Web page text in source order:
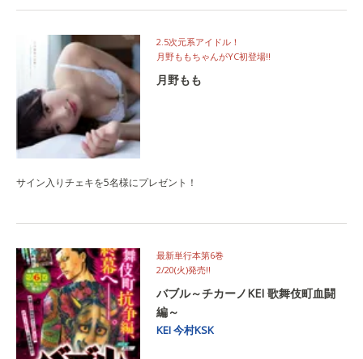
2.5次元系アイドル！
月野ももちゃんがYC初登場‼
月野もも
サイン入りチェキを5名様にプレゼント！
最新単行本第6巻
2/20(火)発売‼
バブル～チカーノKEI 歌舞伎町血闘
編～
KEI今村KSK